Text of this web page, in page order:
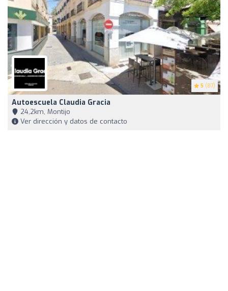
5 (87)
Autoescuela Claudia Gracia
24,2km, Montijo
Ver dirección y datos de contacto